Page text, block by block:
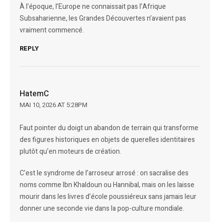
À l’époque, l’Europe ne connaissait pas l’Afrique
Subsaharienne, les Grandes Découvertes n’avaient pas
vraiment commencé.
REPLY
HatemC
MAI 10, 2026 AT 5:28PM
Faut pointer du doigt un abandon de terrain qui transforme
des figures historiques en objets de querelles identitaires
plutôt qu’en moteurs de création.
C’est le syndrome de l’arroseur arrosé : on sacralise des
noms comme Ibn Khaldoun ou Hannibal, mais on les laisse
mourir dans les livres d’école poussiéreux sans jamais leur
donner une seconde vie dans la pop-culture mondiale.